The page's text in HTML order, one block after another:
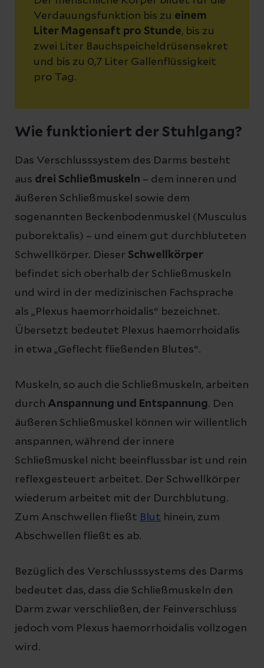
Verdauungsfunktion bis zu einem
Liter Magensaft pro Stunde, bis zu
zwei Liter Bauchspeicheldrüsensekret
und bis zu 0,7 Liter Gallenflüssigkeit
pro Tag.
Wie funktioniert der Stuhlgang?
Das Verschlusssystem des Darms besteht
aus drei Schließmuskeln – dem inneren und
äußeren Schließmuskel sowie dem
sogenannten Beckenbodenmuskel (Musculus
puborektalis) – und einem gut durchbluteten
Schwellkörper. Dieser Schwellkörper
befindet sich oberhalb der Schließmuskeln
und wird in der medizinischen Fachsprache
als „Plexus haemorrhoidalis“ bezeichnet.
Übersetzt bedeutet Plexus haemorrhoidalis
in etwa „Geflecht fließenden Blutes“.
Muskeln, so auch die Schließmuskeln, arbeiten
durch Anspannung und Entspannung. Den
äußeren Schließmuskel können wir willentlich
anspannen, während der innere
Schließmuskel nicht beeinflussbar ist und rein
reflexgesteuert arbeitet. Der Schwellkörper
wiederum arbeitet mit der Durchblutung.
Zum Anschwellen fließt Blut hinein, zum
Abschwellen fließt es ab.
Bezüglich des Verschlusssystems des Darms
bedeutet das, dass die Schließmuskeln den
Darm zwar verschließen, der Feinverschluss
jedoch vom Plexus haemorrhoidalis vollzogen
wird.